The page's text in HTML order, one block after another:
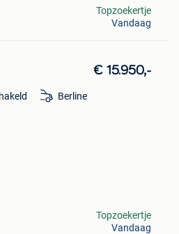
Topzoekertje
Vandaag
€ 15.950,-
Berline
Topzoekertje
Vandaag